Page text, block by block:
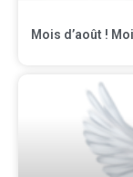
Mois d’août !